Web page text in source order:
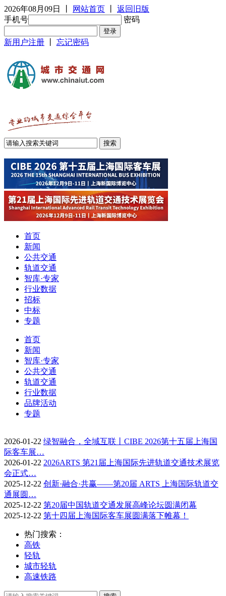
2026年08月09日 网站首页
返回旧版
手机号
密码
新用户注册 忘记密码
首页
新闻
公共交通
轨道交通
智库·专家
行业数据
招标
中标
专题
首页
新闻
智库·专家
公共交通
轨道交通
行业数据
品牌活动
专题
2026-01-22 绿智融合，全域互联丨CIBE 2026第十五届上海国
际客车展…
2026-01-22 2026ARTS 第21届上海国际先进轨道交通技术展览
会正式…
2025-12-22 创新·融合·共赢——第20届 ARTS 上海国际轨道交
通展圆…
2025-12-22 第20届中国轨道交通发展高峰论坛圆满闭幕
2025-12-22 第十四届上海国际客车展圆满落下帷幕！
热门搜索：
高铁
轻轨
城市轻轨
高速铁路